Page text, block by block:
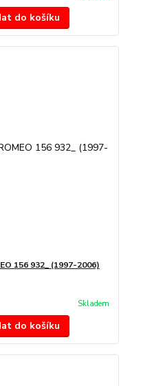
do košíku
156 932_ (1997-2006)
Skladem
do košíku